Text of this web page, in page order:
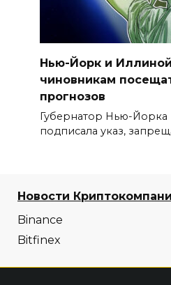
Нью-Йорк и
чиновникам
прогнозов
Губернатор Нью-Йорка
подписала указ,
Новости
Binance
Bitfinex